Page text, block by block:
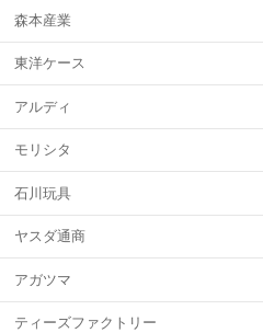
森本産業
東洋ケース
アルディ
モリシタ
石川玩具
ヤスダ通商
アガツマ
ティーズファクトリー